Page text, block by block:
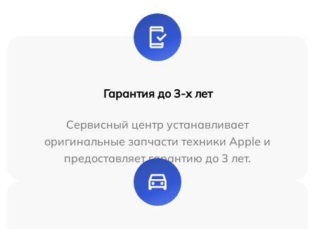
Гарантия до 3-х лет
Сервисный центр устанавливает
оригинальные запчасти техники Apple и
предоставляет гарантию до 3 лет.